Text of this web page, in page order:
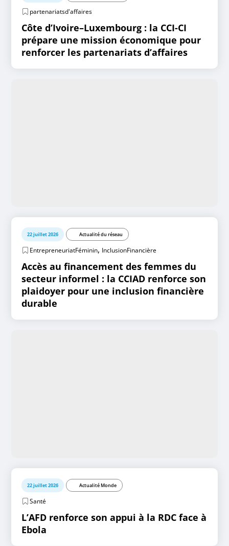
partenariatsd'affaires
Côte d’Ivoire–Luxembourg : la CCI-CI
prépare une mission économique pour
renforcer les partenariats d’affaires
22 juillet 2026 Actualité du réseau
EntrepreneuriatFéminin, InclusionFinancière
Accès au financement des femmes du
secteur informel : la CCIAD renforce son
plaidoyer pour une inclusion financière
durable
22 juillet 2026 Actualité Monde
Santé
L’AFD renforce son appui à la RDC face à
Ebola